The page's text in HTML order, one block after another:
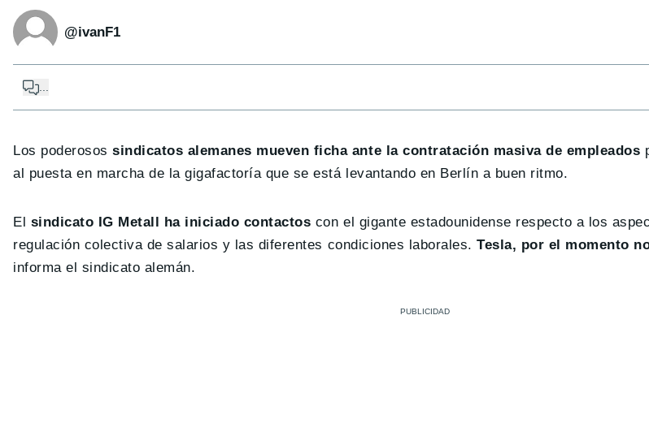
@ivanF1
Los poderosos sindicatos alemanes mueven ficha ante la contratación masiva de empleados
al puesta en marcha de la gigafactoría que se está levantando en Berlín a buen ritmo.
El sindicato IG Metall ha iniciado contactos con el gigante estadounidense respecto a los
regulación colectiva de salarios y las diferentes condiciones laborales.Tesla, por el momento
informa el sindicato alemán.